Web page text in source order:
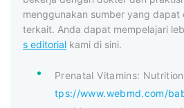
menggunakan sumber yang
terkait. Anda dapat mempelajari
s editorial kami di sini.
Prenatal Vitamins:
tps://www.webmd.com/